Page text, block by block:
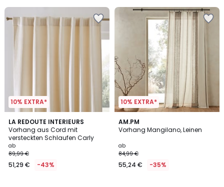
10% EXTRA*
LA REDOUTE INTERIEURS
Vorhang aus Cord mit
versteckten Schlaufen Carly
ab
89,99 €
51,29 € -43%
4,8
/ 5
5
Farben
10% EXTRA*
AM.PM
Vorhang Mangilano, Leinen
ab
84,99 €
55,24 € -35%
3,8
/ 5